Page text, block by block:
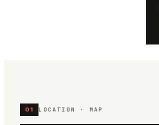
01 LOCATION · MAP